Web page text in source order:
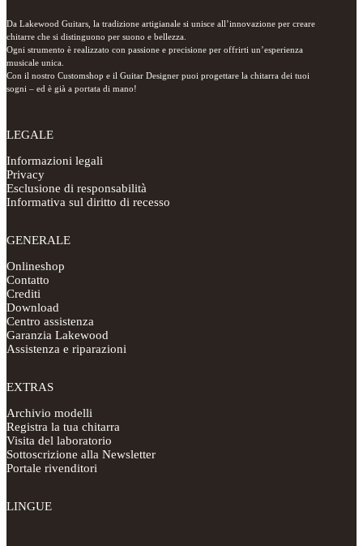
Da Lakewood Guitars, la tradizione artigianale si unisce all’innovazione per creare
chitarre che si distinguono per suono e bellezza.
Ogni strumento è realizzato con passione e precisione per offrirti un’esperienza
musicale unica.
Con il nostro Customshop e il Guitar Designer puoi progettare la chitarra dei tuoi
sogni – ed è già a portata di mano!
LEGALE
Informazioni legali
Privacy
Esclusione di responsabilità
Informativa sul diritto di recesso
GENERALE
Onlineshop
Contatto
Crediti
Download
Centro assistenza
Garanzia Lakewood
Assistenza e riparazioni
EXTRAS
Archivio modelli
Registra la tua chitarra
Visita del laboratorio
Sottoscrizione alla Newsletter
Portale rivenditori
LINGUE